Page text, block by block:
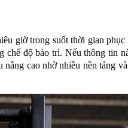
giờ trong suốt thời gian
độ bảo trì. Nếu thông tin
cao nhờ nhiều nền tảng